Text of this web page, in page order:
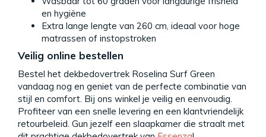
en hygiëne
Extra lange lengte van 260 cm, ideaal voor hoge
matrassen of instopstroken
Veilig online bestellen
Bestel het dekbedovertrek Roselina Surf Green
vandaag nog en geniet van de perfecte combinatie van
stijl en comfort. Bij ons winkel je veilig en eenvoudig.
Profiteer van een snelle levering en een klantvriendelijk
retourbeleid. Gun jezelf een slaapkamer die straalt met